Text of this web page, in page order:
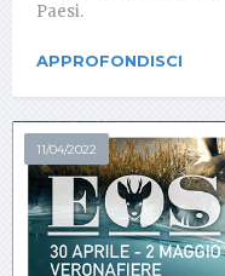
Paesi.
APPROFONDISCI
11/04/2022